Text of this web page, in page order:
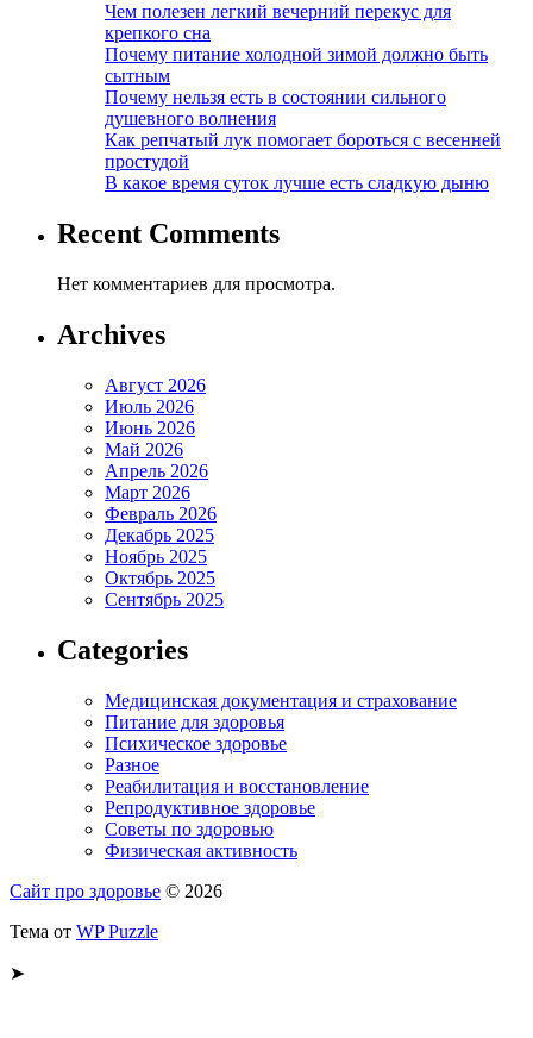
Чем полезен легкий вечерний перекус для
крепкого сна
Почему питание холодной зимой должно быть
сытным
Почему нельзя есть в состоянии сильного
душевного волнения
Как репчатый лук помогает бороться с весенней
простудой
В какое время суток лучше есть сладкую дыню
Recent Comments
Нет комментариев для просмотра.
Archives
Август 2026
Июль 2026
Июнь 2026
Май 2026
Апрель 2026
Март 2026
Февраль 2026
Декабрь 2025
Ноябрь 2025
Октябрь 2025
Сентябрь 2025
Categories
Медицинская документация и страхование
Питание для здоровья
Психическое здоровье
Разное
Реабилитация и восстановление
Репродуктивное здоровье
Советы по здоровью
Физическая активность
Сайт про здоровье © 2026
Тема от WP Puzzle
➤